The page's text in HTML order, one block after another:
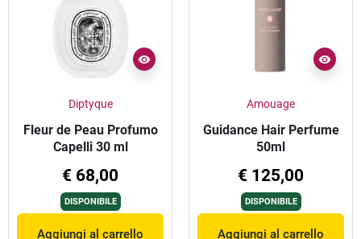
Diptyque
Fleur de Peau Profumo
Capelli 30 ml
€ 68,00
DISPONIBILE
Aggiungi al carrello
Amouage
Guidance Hair Perfume
50ml
€ 125,00
DISPONIBILE
Aggiungi al carrello